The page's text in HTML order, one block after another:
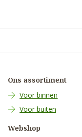
Ons assortiment
Voor binnen
Voor buiten
Webshop